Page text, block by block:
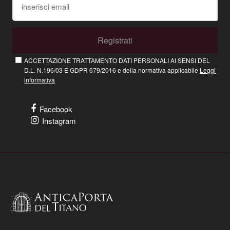
Registrati
ACCETTAZIONE TRATTAMENTO DATI PERSONALI AI SENSI DEL
D.L. N.196/03 E GDPR 679/2016 e della normativa applicabile Leggi
informativa
Facebook
Instagram